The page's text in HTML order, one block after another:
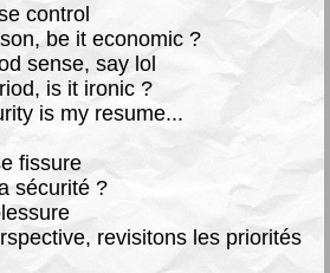
control
be it economic ?
sense, say lol
is it ironic ?
is my resume...
fissure
sécurité ?
revisitons les priorités